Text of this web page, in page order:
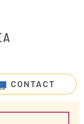
CONTACT